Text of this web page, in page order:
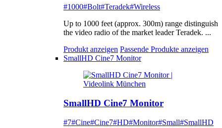
#1000#Bolt#Teradek#Wireless
Up to 1000 feet (approx. 300m) range distinguish
the video radio of the market leader Teradek. ...
Produkt anzeigen Passende Produkte anzeigen
SmallHD Cine7 Monitor
SmallHD Cine7 Monitor
#7#Cine#Cine7#HD#Monitor#Small#SmallHD